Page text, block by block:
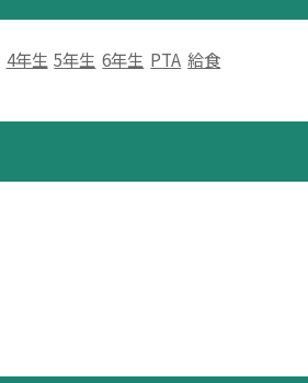
4年生 5年生 6年生 PTA 給食